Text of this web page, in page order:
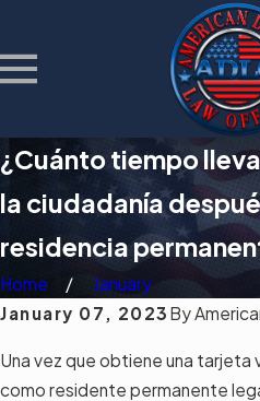
¿Cuánto tiempo
la ciudadanía
residencia
Home
January
January 07, 2023 By
Una vez que obtiene una
como residente permanente